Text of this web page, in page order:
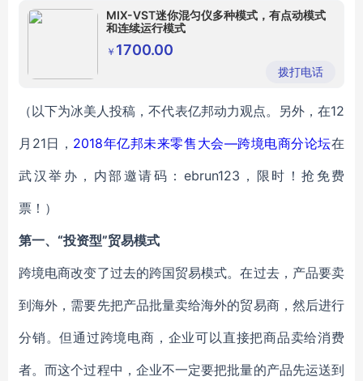
MIX-VST迷你混匀仪多种模式，有点动模式
和连续运行模式
￥ 1700.00
拨打电话
（以下为冰美人投稿，不代表亿邦动力观点。另外，在12
月21日， 2018年亿邦未来零售大会—跨境电商分论坛在
武汉举办， 内部邀请码：ebrun123，限时！抢免费
票！）
第一、“投资型”贸易模式
跨境电商改变了过去的跨国贸易模式。在过去，产品要卖
到海外，需要先把产品批量卖给海外的贸易商，然后进行
分销。但通过跨境电商，企业可以直接把商品卖给消费
者。而这个过程中，企业不一定要把批量的产品先运送到